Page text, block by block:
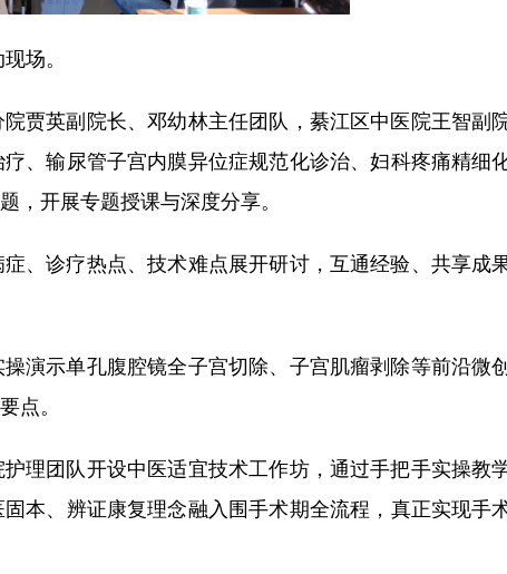
场。
英副院长、邓幼林主任团队，綦江区中医院王智副
、输尿管子宫内膜异位症规范化诊治、妇科疼痛精细化
，开展专题授课与深度分享。
诊疗热点、技术难点展开研讨，互通经验、共享成
示单孔腹腔镜全子宫切除、子宫肌瘤剥除等前沿微
点。
团队开设中医适宜技术工作坊，通过手把手实操教
本、辨证康复理念融入围手术期全流程，真正实现手术